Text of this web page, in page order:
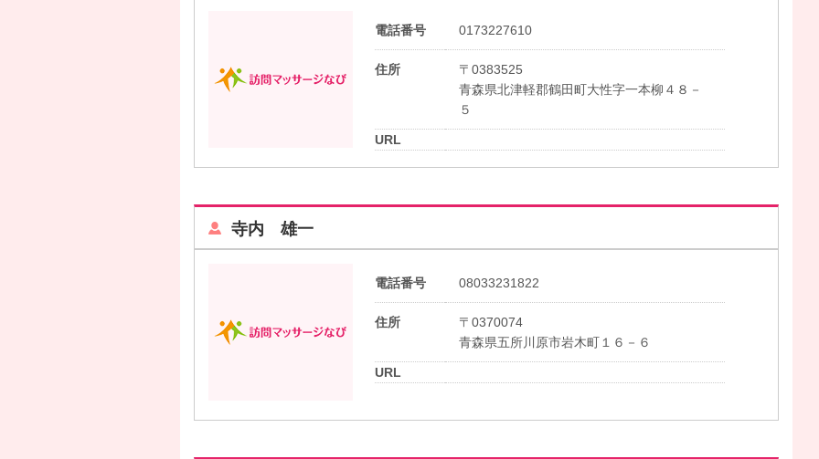
電話番号 0173227610
住所
〒0383525
青森県北津軽郡鶴田町大性字一本柳４８－
５
URL
寺内 雄一
電話番号 08033231822
住所
〒0370074
青森県五所川原市岩木町１６－６
URL